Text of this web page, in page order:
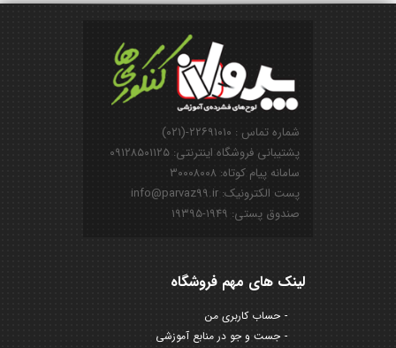
شماره تماس : ۲۲۶۹۱۰۱۰-(۰۲۱)
پشتیبانی فروشگاه اینترنتی: ۰۹۱۲۸۵۰۱۱۲۵
سامانه پیام کوتاه: ۳۰۰۰۸۰۰۸
پست الکترونیک: info@parvaz99.ir
صندوق پستی: ۱۹۴۹-۱۹۳۹۵
لینک های مهم فروشگاه
حساب کاربری من
جست و جو در منابع آموزشی